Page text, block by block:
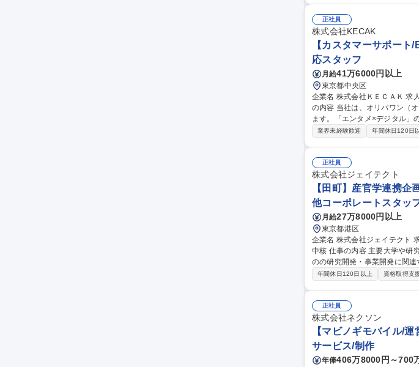
の導入・活用提案を行っていただきたいと考えます。 募集職種
程中心/在宅勤務可
正社員
株式会社KECAK
【カスタマーサポー
応スタッフ
月給41万6000円以上
東京都中央区
企業名 株式会社ＫＥＣＡＫ 求人名 【カスタマーサポート/BPO管理】オンライントレカ/エンタメ/急成長中★ 仕事
の内容 当社は、オリパワン（
ます。「エンタメ×デジタル」
社内CSチームの一員として
新 ■対応品質モニタリング・
の仕組み化に挑戦でき、ユーザーの熱
サポート/BPO管理】オンライ
業界未経験歓迎 年間休日120日
正社員
株式会社ジェイテクト
【田町】産官学連携
他コーポレートスタッ
月給27万8000円以上
東京都港区
企業名 株式会社ジェイテクト 求人名 【田町】産官学連携企画立案・推進/学会有識者との技術渉外対応/トヨタG
中核 仕事の内容 主要大学や研究機関との連携（有識者との関係構築、シーズ探索、情報収集など）を通じ、弊社
のの研究開発・事業開発に関
せします。 社外との幅広い交流を通じてニーズとシーズのマッチングを図り社会課題の解決や未来の社会に対す
学会有識者との技術渉外対応/ト
年間休日120日以上 資格取得支
正社員
株式会社ネクソン
【マビノギモバイル/
サービス/制作
年俸406万8000円～700